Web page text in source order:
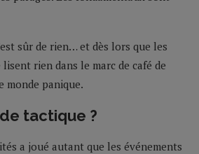
sûr de rien… et dès lors que les
rien dans le marc de café de
monde panique.
tactique ?
a joué autant que les événements